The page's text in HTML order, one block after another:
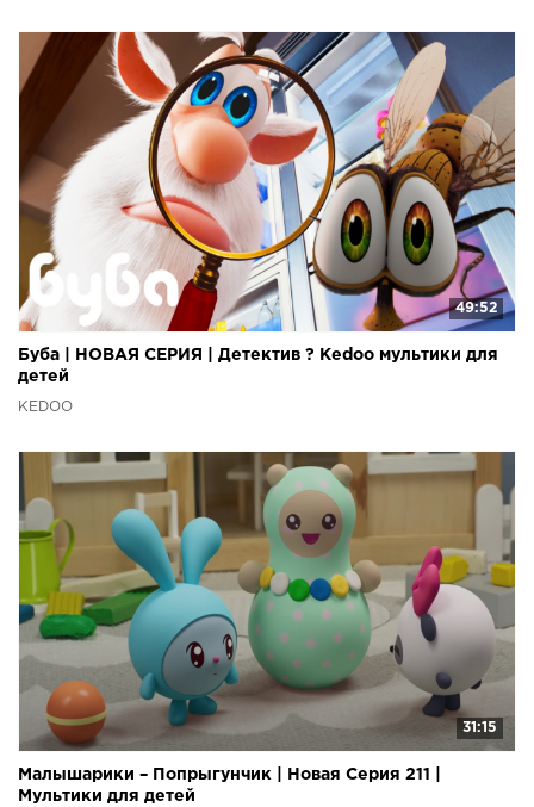
49:52
Буба | НОВАЯ СЕРИЯ | Детектив ? Kedoo мультики для
детей
KEDOO
31:15
Малышарики – Попрыгунчик | Новая Серия 211 |
Мультики для детей